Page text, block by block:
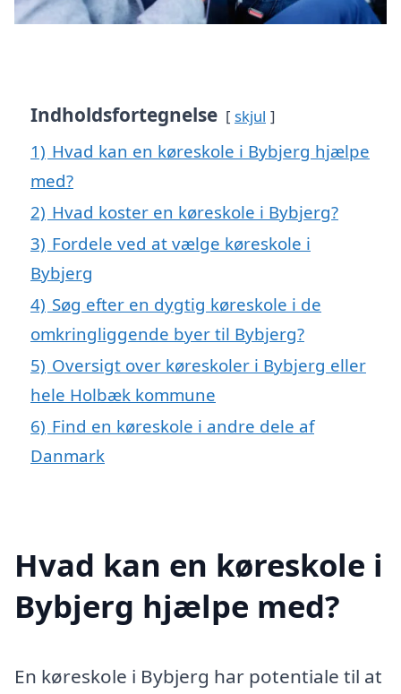
Indholdsfortegnelse skjul
1) Hvad kan en køreskole i Bybjerg hjælpe
med?
2) Hvad koster en køreskole i Bybjerg?
3) Fordele ved at vælge køreskole i
Bybjerg
4) Søg efter en dygtig køreskole i de
omkringliggende byer til Bybjerg?
5) Oversigt over køreskoler i Bybjerg eller
hele Holbæk kommune
6) Find en køreskole i andre dele af
Danmark
Hvad kan en køreskole i
Bybjerg hjælpe med?
En køreskole i Bybjerg har potentiale til at